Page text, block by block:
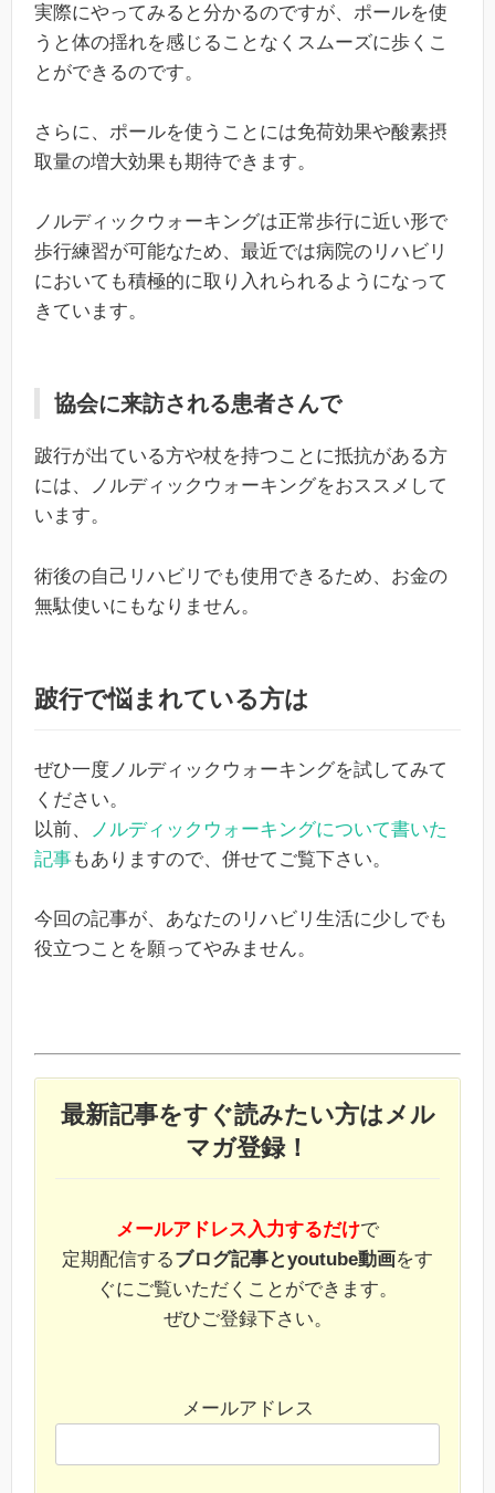
実際にやってみると分かるのですが、ポールを使
うと体の揺れを感じることなくスムーズに歩くこ
とができるのです。
さらに、ポールを使うことには免荷効果や酸素摂
取量の増大効果も期待できます。
ノルディックウォーキングは正常歩行に近い形で
歩行練習が可能なため、最近では病院のリハビリ
においても積極的に取り入れられるようになって
きています。
協会に来訪される患者さんで
跛行が出ている方や杖を持つことに抵抗がある方
には、ノルディックウォーキングをおススメして
います。
術後の自己リハビリでも使用できるため、お金の
無駄使いにもなりません。
跛行で悩まれている方は
ぜひ一度ノルディックウォーキングを試してみて
ください。
以前、
ノルディックウォーキングについて書いた
記事もありますので、併せてご覧下さい。
今回の記事が、あなたのリハビリ生活に少しでも
役立つことを願ってやみません。
最新記事をすぐ読みたい方はメル
マガ登録！
メールアドレス入力するだけで
定期配信するブログ記事とyoutube動画をす
ぐにご覧いただくことができます。
ぜひご登録下さい。
メールアドレス